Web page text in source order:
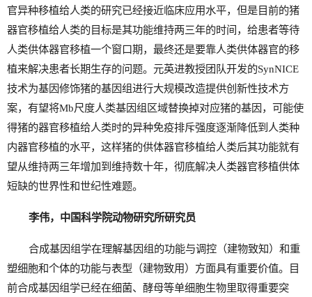
官异种移植给人类的研究已经接近临床应用水平，但是目前的猪
器官移植给人类的目标是其功能维持两三年的时间，给患者等待
人类供体器官移植一个窗口期，最终还是要靠人类供体器官的移
植来解决患者长期生存的问题。元英进教授团队开发的SynNICE
技术为基因修饰猪的基因组进行大规模改造提供创新性技术方
案，有望将Mb尺度人类基因组区域替换掉对应猪的基因，可能使
得猪的器官移植给人类时的异种免疫排斥强度逐渐降低到人类种
内器官移植的水平，这样猪的供体器官移植给人类后其功能就有
望从维持两三年增加到维持数十年，彻底解决人类器官移植供体
短缺的世界性和世纪性难题。
李伟，中国科学院动物研究所研究员
合成基因组学在理解基因组的功能与调控（建物致知）和重
塑细胞和个体的功能与表型（建物致用）方面具有重要价值。目
前合成基因组学已经在细菌、酵母等单细胞生物里取得重要突